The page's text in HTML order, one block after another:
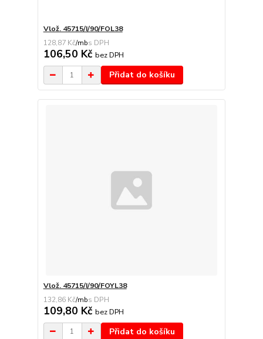
Vlož. 45715/I/90/FOL38
128,87 Kč/mb
106,50 Kč bez DPH
Přidat do košíku
Vlož. 45715/I/90/FOYL38
132,86 Kč/mb
109,80 Kč bez DPH
Přidat do košíku